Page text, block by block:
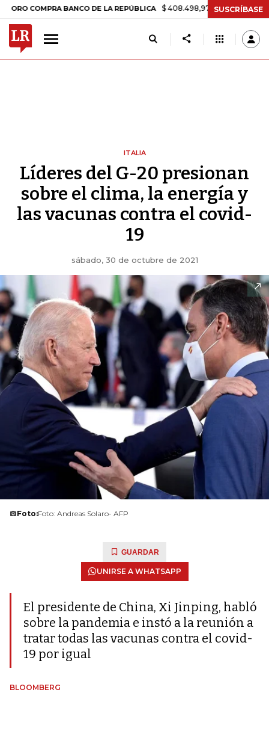
BANCO DE LA REPÚBLICA $ 408.498,97 +$ 8.753,81 +2,19%
SUSCRÍBASE
ITALIA
Líderes del G-20 presionan
sobre el clima, la energía y
las vacunas contra el covid-
19
sábado, 30 de octubre de 2021
Foto:Foto: Andreas Solaro- AFP
GUARDAR
UNIRSE A WHATSAPP
El presidente de China, Xi Jinping, habló
sobre la pandemia e instó a la reunión a
tratar todas las vacunas contra el covid-
19 por igual
BLOOMBERG